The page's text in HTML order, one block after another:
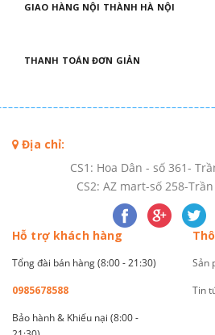
GIAO HÀNG NỘI THÀNH HÀ NỘI
THANH TOÁN ĐƠN GIẢN
Địa chỉ:
CS1: Hoa Dân - số 361-
CS2: AZ mart-số 258-
Hỗ trợ khách hàng
Tổng đài bán hàng (8:00 - 21:30)
0985678588
Bảo hành & Khiếu nại (8:00 -
Sản
Tin